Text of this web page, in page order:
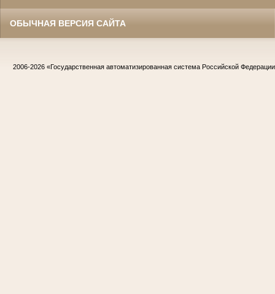
ОБЫЧНАЯ ВЕРСИЯ САЙТА
2006-2026 «Государственная автоматизированная система Российской